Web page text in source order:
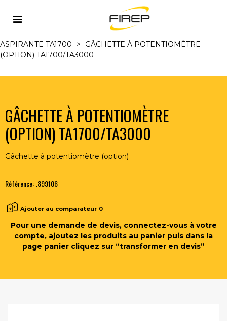
Accueil TORCHES TIG ET ACCESSOIRES
TORCHES TIG ASPIRANTES REFR. AIR
ASPIRANTE TA1700
>
GÂCHETTE À POTENTIOMÈTRE
(OPTION) TA1700/TA3000
GÂCHETTE À POTENTIOMÈTRE
(OPTION) TA1700/TA3000
Gâchette à potentiomètre (option)
Référence: .899106
Ajouter au comparateur 0
Pour une demande de devis, connectez-vous à votre
compte, ajoutez les produits au panier puis dans la
page panier cliquez sur “transformer en devis”